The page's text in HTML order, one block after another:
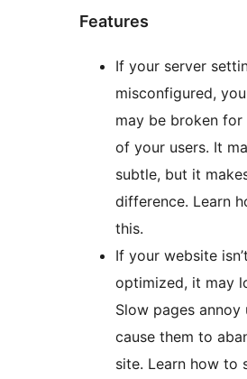
Features
If your server
misconfigured,
may be broken for
of your users. It
subtle, but it
difference. Learn
this.
If your website isn’t
optimized, it may
Slow pages annoy
cause them to
site. Learn how to